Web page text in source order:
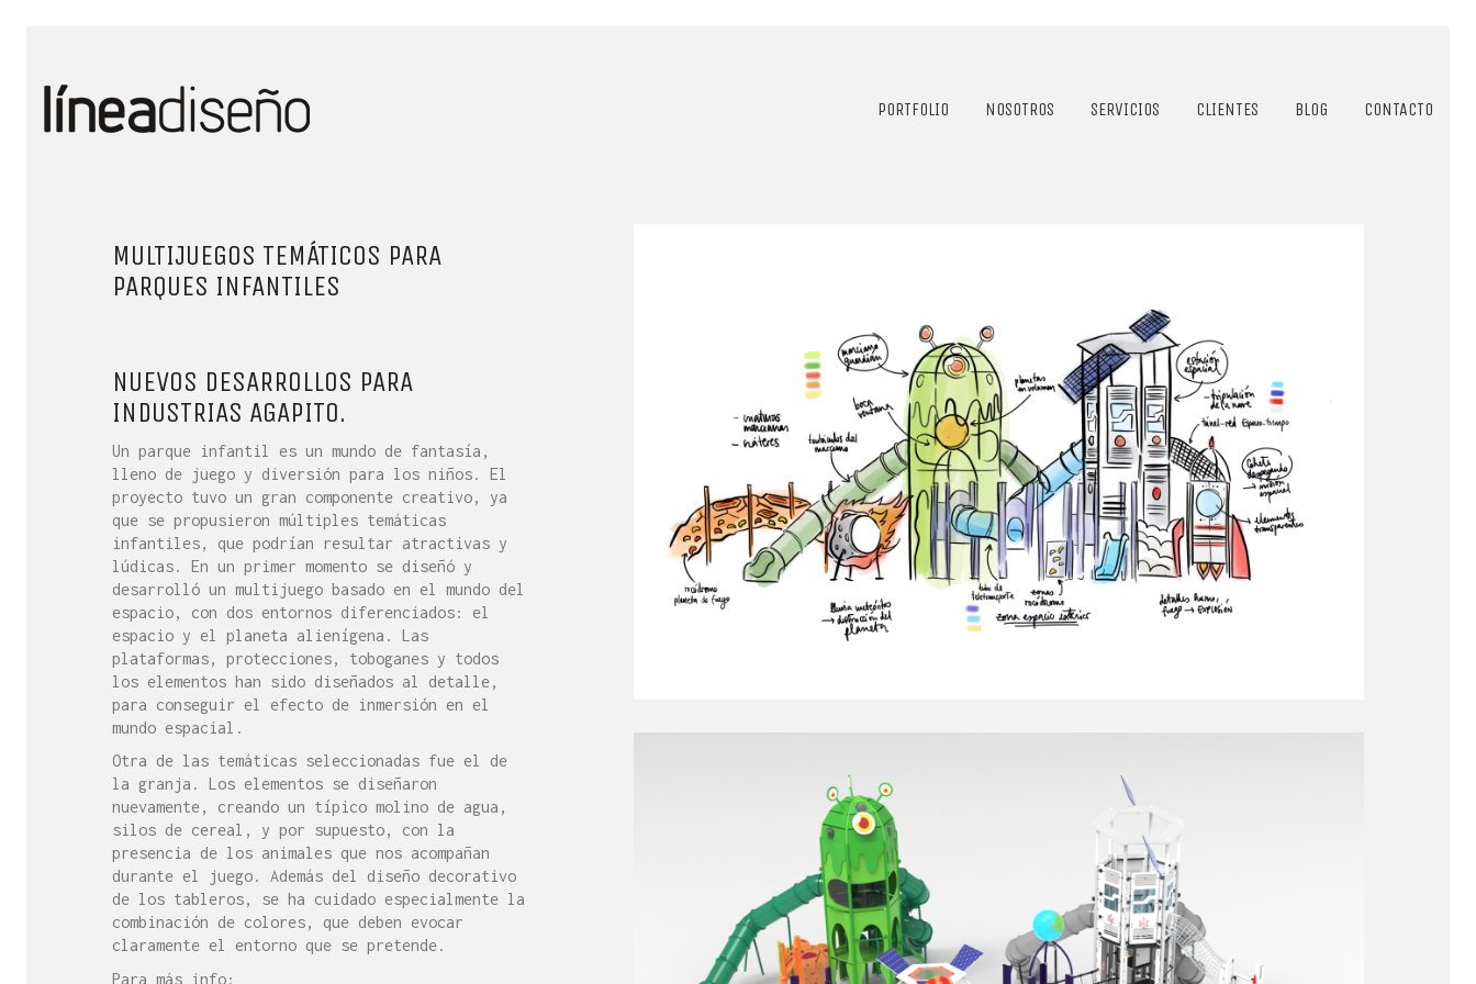
PORTFOLIO NOSOTROS SERVICIOS CLIENTES BLOG CONTACTO
MULTIJUEGOS TEMÁTICOS PARA
PARQUES INFANTILES
NUEVOS DESARROLLOS PARA
INDUSTRIAS AGAPITO.
Un parque infantil es un mundo de fantasía,
lleno de juego y diversión para los niños. El
proyecto tuvo un gran componente creativo, ya
que se propusieron múltiples temáticas
infantiles, que podrían resultar atractivas y
lúdicas. En un primer momento se diseñó y
desarrolló un multijuego basado en el mundo del
espacio, con dos entornos diferenciados: el
espacio y el planeta alienígena. Las
plataformas, protecciones, toboganes y todos
los elementos han sido diseñados al detalle,
para conseguir el efecto de inmersión en el
mundo espacial.
Otra de las temáticas seleccionadas fue el de
la granja. Los elementos se diseñaron
nuevamente, creando un típico molino de agua,
silos de cereal, y por supuesto, con la
presencia de los animales que nos acompañan
durante el juego. Además del diseño decorativo
de los tableros, se ha cuidado especialmente la
combinación de colores, que deben evocar
claramente el entorno que se pretende.
Para más info: